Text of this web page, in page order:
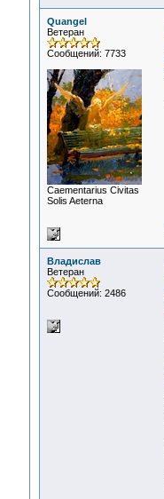
Quangel
Ветеран
Сообщений: 7733
Сaementarius Civitas
Solis Aeterna
Владислав
Ветеран
Сообщений: 2486